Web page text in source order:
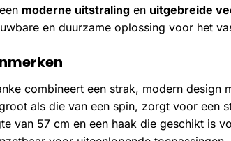
moderne uitstraling en uitgebreide
en duurzame oplossing voor het
combineert een strak, modern design
als die van een spin, zorgt voor een
van 57 cm en een haak die geschikt is